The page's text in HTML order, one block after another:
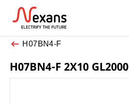
H07BN4-F
H07BN4-F 2X10 GL2000